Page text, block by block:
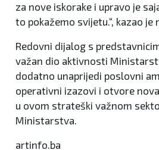
za nove iskorake i upravo je
to pokažemo svijetu.“, kazao je
Redovni dijalog s
važan dio aktivnosti
dodatno unaprijedi poslovni
operativni izazovi i otvore
u ovom strateški važnom
Ministarstva.
artinfo.ba